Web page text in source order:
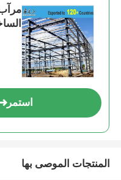
استمر
المنتجات الموصى بها